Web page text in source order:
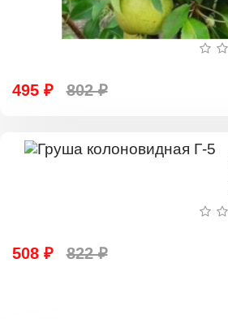
495 ₽ 802 ₽
508 ₽ 822 ₽